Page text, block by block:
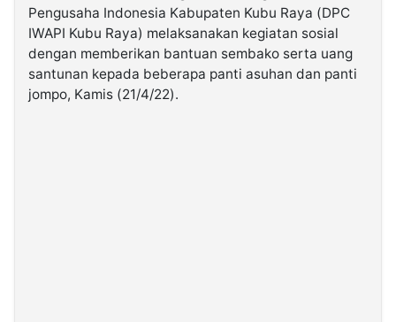
Kabarbaru.co
2026
Pengusaha Indonesia Kabupaten Kubu Raya (DPC
IWAPI Kubu Raya) melaksanakan kegiatan sosial
dengan memberikan bantuan sembako serta uang
santunan kepada beberapa panti asuhan dan panti
jompo, Kamis (21/4/22).